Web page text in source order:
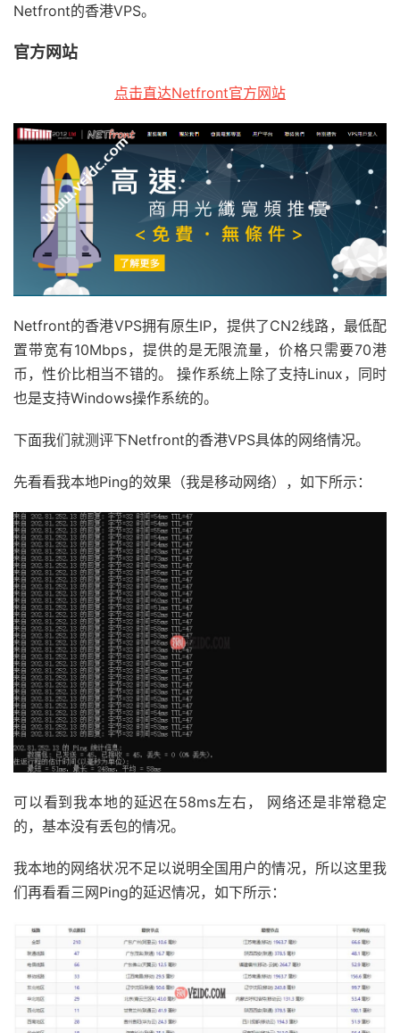
Netfront的香港VPS。
官方网站
点击直达Netfront官方网站
Netfront的香港VPS拥有原生IP，提供了CN2线路，最低配
置带宽有10Mbps，提供的是无限流量，价格只需要70港
币，性价比相当不错的。 操作系统上除了支持Linux，同时
也是支持Windows操作系统的。
下面我们就测评下Netfront的香港VPS具体的网络情况。
先看看我本地Ping的效果（我是移动网络），如下所示：
可以看到我本地的延迟在58ms左右， 网络还是非常稳定
的，基本没有丢包的情况。
我本地的网络状况不足以说明全国用户的情况，所以这里我
们再看看三网Ping的延迟情况，如下所示：